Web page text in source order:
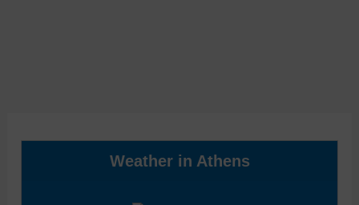
Weather in Athens